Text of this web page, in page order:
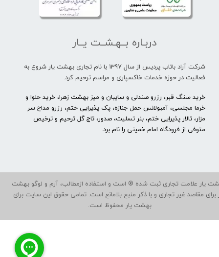
یار علامت تجاری ثبت شده ® است و استفاده ازمطالب، آرم و لوگو بهشت
برای مقاصد غیر تجاری و با ذکر منبع بلامانع است. تمامی حقوق این سایت برای
بهشت یار محفوظ است.
دربـاره بــهـشــت یــار
شرکت آراد باتاب پردیس از سال 1397 با نام تجاری بهشت یار شروع به
فعالیت در حوزه خدمات خاکسپاری و مراسم ترحیم کرد.
خرید سنگ قبر، رزرو صندلی و سایبان و میز بهشت زهرا، خرید حلوا و
خرما مجلسی، آمبولانس حمل جنازه، پک پذیرایی ختم، رزرو مداح سر
مزار، تالار پذیرایی ختم، بنر تسلیت، صدور، تاج گل ترحیم و ترخیص
متوفی از فرودگاه امام خمینی را نام برد.